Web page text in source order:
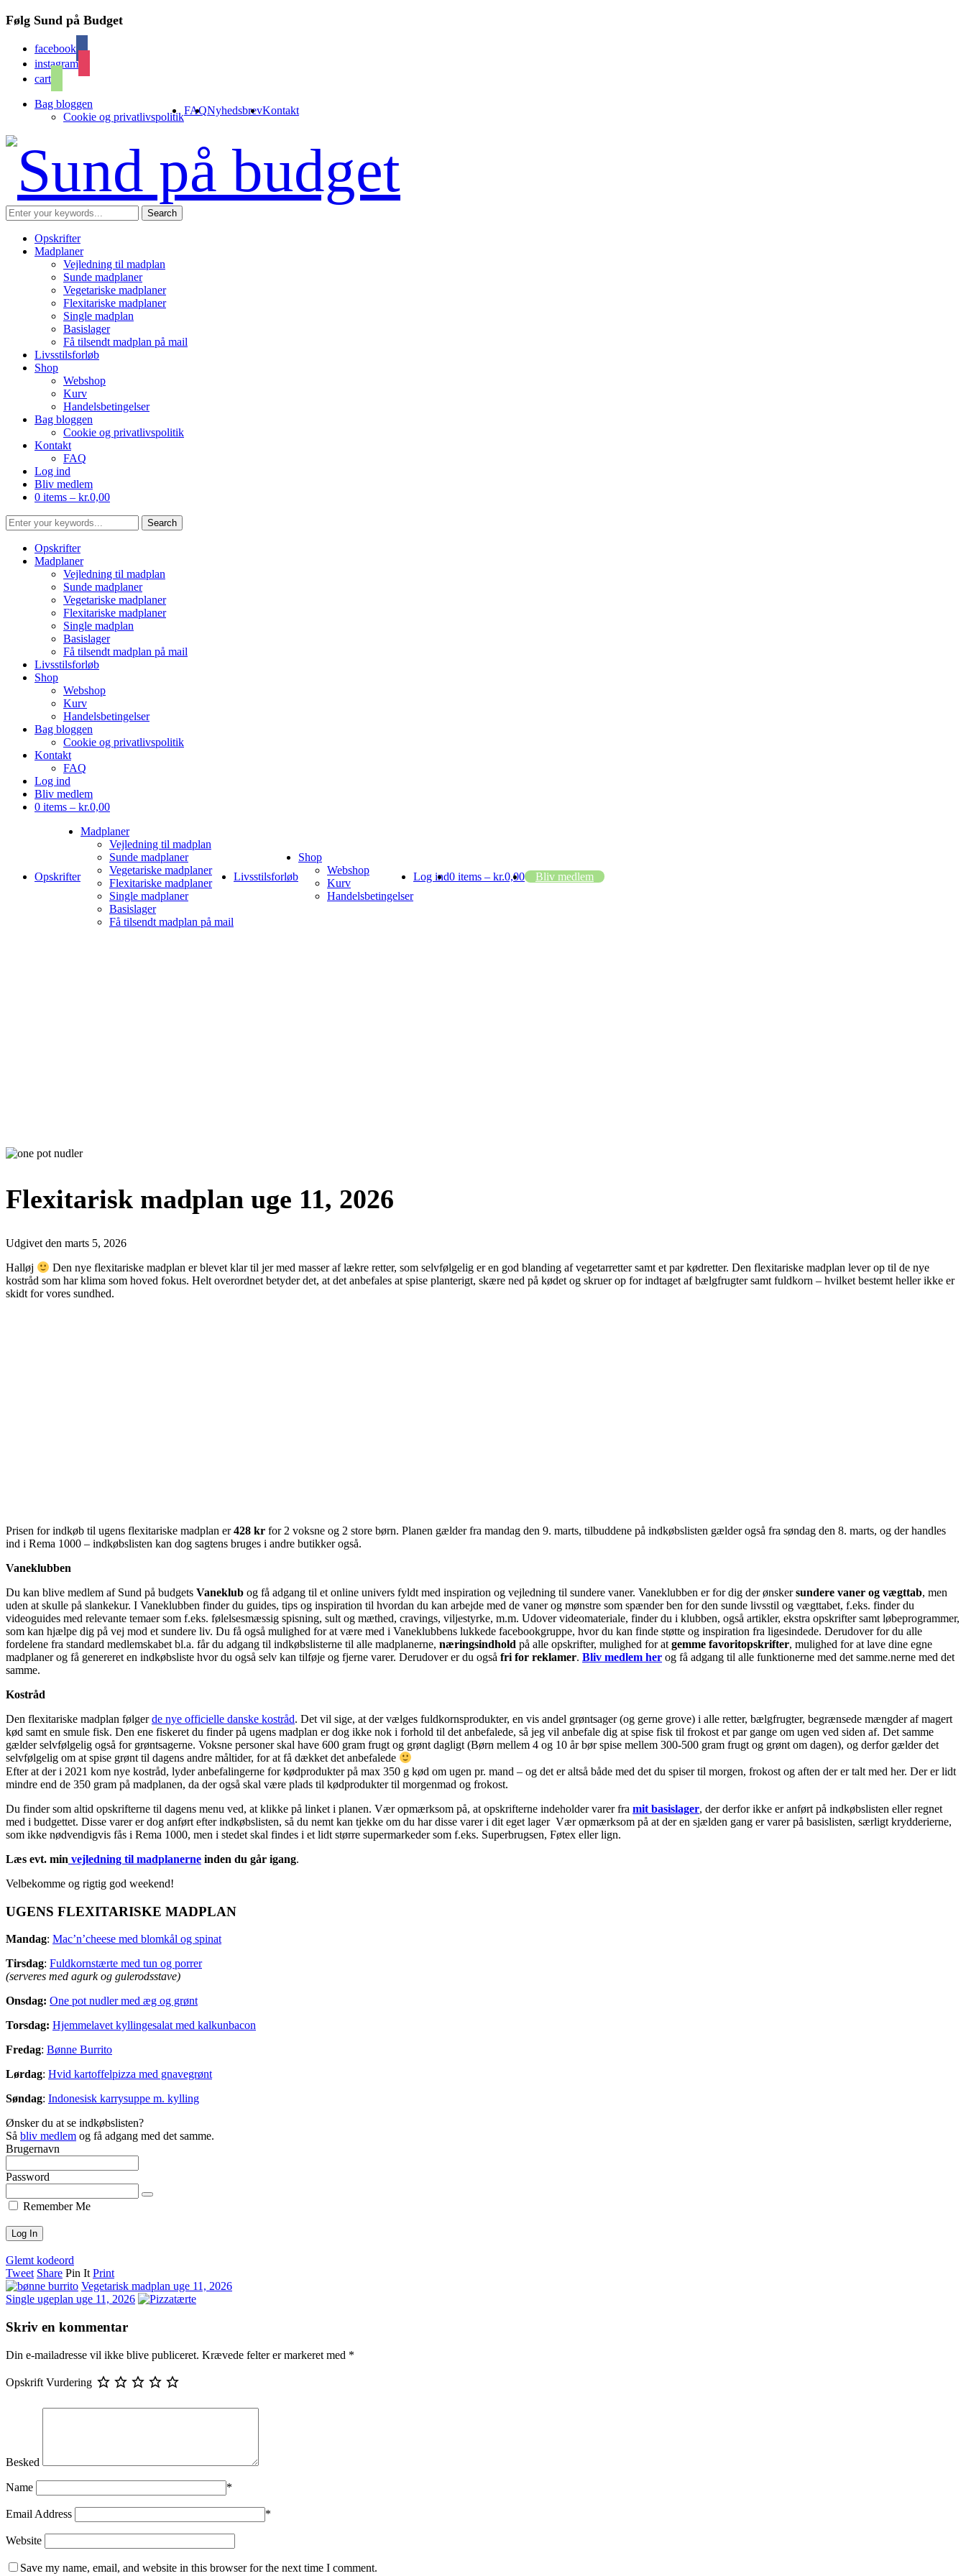
Følg Sund på Budget
facebook
instagram
cart
Bag bloggen
Cookie og privatlivspolitik
FAQNyhedsbrevKontakt
Opskrifter
Madplaner
Vejledning til madplan
Sunde madplaner
Vegetariske madplaner
Flexitariske madplaner
Single madplan
Basislager
Få tilsendt madplan på mail
Livsstilsforløb
Shop
Webshop
Kurv
Handelsbetingelser
Bag bloggen
Cookie og privatlivspolitik
Kontakt
FAQ
Log ind
Bliv medlem
0 items – kr.0,00
Opskrifter
Madplaner
Vejledning til madplan
Sunde madplaner
Vegetariske madplaner
Flexitariske madplaner
Single madplan
Basislager
Få tilsendt madplan på mail
Livsstilsforløb
Shop
Webshop
Kurv
Handelsbetingelser
Bag bloggen
Cookie og privatlivspolitik
Kontakt
FAQ
Log ind
Bliv medlem
0 items – kr.0,00
Opskrifter
Madplaner
Vejledning til madplan
Sunde madplaner
Vegetariske madplaner
Flexitariske madplaner
Single madplaner
Basislager
Få tilsendt madplan på mail
Livsstilsforløb
Shop
Webshop
Kurv
Handelsbetingelser
Log ind Bliv medlem
0 items – kr.0,00
Flexitarisk madplan uge 11, 2026
Udgivet den marts 5, 2026
Halløj
Den nye flexitariske madplan er blevet klar til jer med masser af lækre retter, som selvfølgelig er en god blanding af vegetarretter samt et par kødretter. Den flexitariske madplan lever op til de nye
kostråd som har klima som hoved fokus. Helt overordnet betyder det, at det anbefales at spise planterigt, skære ned på kødet og skruer op for indtaget af bælgfrugter samt fuldkorn – hvilket bestemt heller ikke er
skidt for vores sundhed.
Prisen for indkøb til ugens flexitariske madplan er428 kr for 2 voksne og 2 store børn. Planen gælder fra mandag den 9. marts, tilbuddene på indkøbslisten gælder også fra søndag den 8. marts, og der handles
ind i Rema 1000 – indkøbslisten kan dog sagtens bruges i andre butikker også.
Vaneklubben
Du kan blive medlem af Sund på budgets Vaneklub og få adgang til et online univers fyldt med inspiration og vejledning til sundere vaner. Vaneklubben er for dig der ønskersundere vaner og vægttab, men
uden at skulle på slankekur. I Vaneklubben finder du guides, tips og inspiration til hvordan du kan arbejde med de vaner og mønstre som spænder ben for den sunde livsstil og vægttabet, f.eks. finder du
videoguides med relevante temaer som f.eks. følelsesmæssig spisning, sult og mæthed, cravings, viljestyrke, m.m. Udover videomateriale, finder du i klubben, også artikler, ekstra opskrifter samt løbeprogrammer,
som kan hjælpe dig på vej mod et sundere liv. Du få også mulighed for at være med i Vaneklubbens lukkede facebookgruppe, hvor du kan finde støtte og inspiration fra ligesindede. Derudover for du alle
fordelene fra standard medlemskabet bl.a. får du adgang til indkøbslisterne til alle madplanerne, næringsindhold på alle opskrifter, mulighed for atgemme favoritopskrifter, mulighed for at lave dine egne
madplaner og få genereret en indkøbsliste hvor du også selv kan tilføje og fjerne varer. Derudover er du også fri for reklamer. Bliv medlem her og få adgang til alle funktionerne med det samme.nerne med det
samme.
Kostråd
Den flexitariske madplan følgerde nye officielle danske kostråd. Det vil sige, at der vælges fuldkornsprodukter, en vis andel grøntsager (og gerne grove) i alle retter, bælgfrugter, begrænsede mængder af magert
kød samt en smule fisk. Den ene fiskeret du finder på ugens madplan er dog ikke nok i forhold til det anbefalede, så jeg vil anbefale dig at spise fisk til frokost et par gange om ugen ved siden af. Det samme
gælder selvfølgelig også for grøntsagerne. Voksne personer skal have 600 gram frugt og grønt dagligt (Børn mellem 4 og 10 år bør spise mellem 300-500 gram frugt og grønt om dagen), og derfor gælder det
selvfølgelig om at spise grønt til dagens andre måltider, for at få dækket det anbefalede
Efter at der i 2021 kom nye kostråd, lyder anbefalingerne for kødprodukter på max 350 g kød om ugen pr. mand – og det er altså både med det du spiser til morgen, frokost og aften der er talt med her. Der er lidt
mindre end de 350 gram på madplanen, da der også skal være plads til kødprodukter til morgenmad og frokost.
Du finder som altid opskrifterne til dagens menu ved, at klikke på linket i planen. Vær opmærksom på, at opskrifterne indeholder varer fra mit basislager, der derfor ikke er anført på indkøbslisten eller regnet
med i budgettet. Disse varer er dog anført efter indkøbslisten, så du nemt kan tjekke om du har disse varer i dit eget lager Vær opmærksom på at der en sjælden gang er varer på basislisten, særligt krydderierne,
som ikke nødvendigvis fås i Rema 1000, men i stedet skal findes i et lidt større supermarkeder som f.eks. Superbrugsen, Føtex eller lign.
Læs evt. min vejledning til madplanerne inden du går igang.
Velbekomme og rigtig god weekend!
UGENS FLEXITARISKE MADPLAN
Mandag: Mac’n’cheese med blomkål og spinat
Tirsdag: Fuldkornstærte med tun og porrer
(serveres med agurk og gulerodsstave)
Onsdag: One pot nudler med æg og grønt
Torsdag: Hjemmelavet kyllingesalat med kalkunbacon
Fredag: Bønne Burrito
Lørdag: Hvid kartoffelpizza med gnavegrønt
Søndag: Indonesisk karrysuppe m. kylling
Ønsker du at se indkøbslisten?
Så bliv medlem og få adgang med det samme.
Brugernavn
Password
Remember Me
Glemt kodeord
Tweet Share Pin It Print
Vegetarisk madplan uge 11, 2026
Single ugeplan uge 11, 2026
Skriv en kommentar
Din e-mailadresse vil ikke blive publiceret. Krævede felter er markeret med *
Opskrift Vurdering
Besked
Name *
Email Address *
Website
Save my name, email, and website in this browser for the next time I comment.